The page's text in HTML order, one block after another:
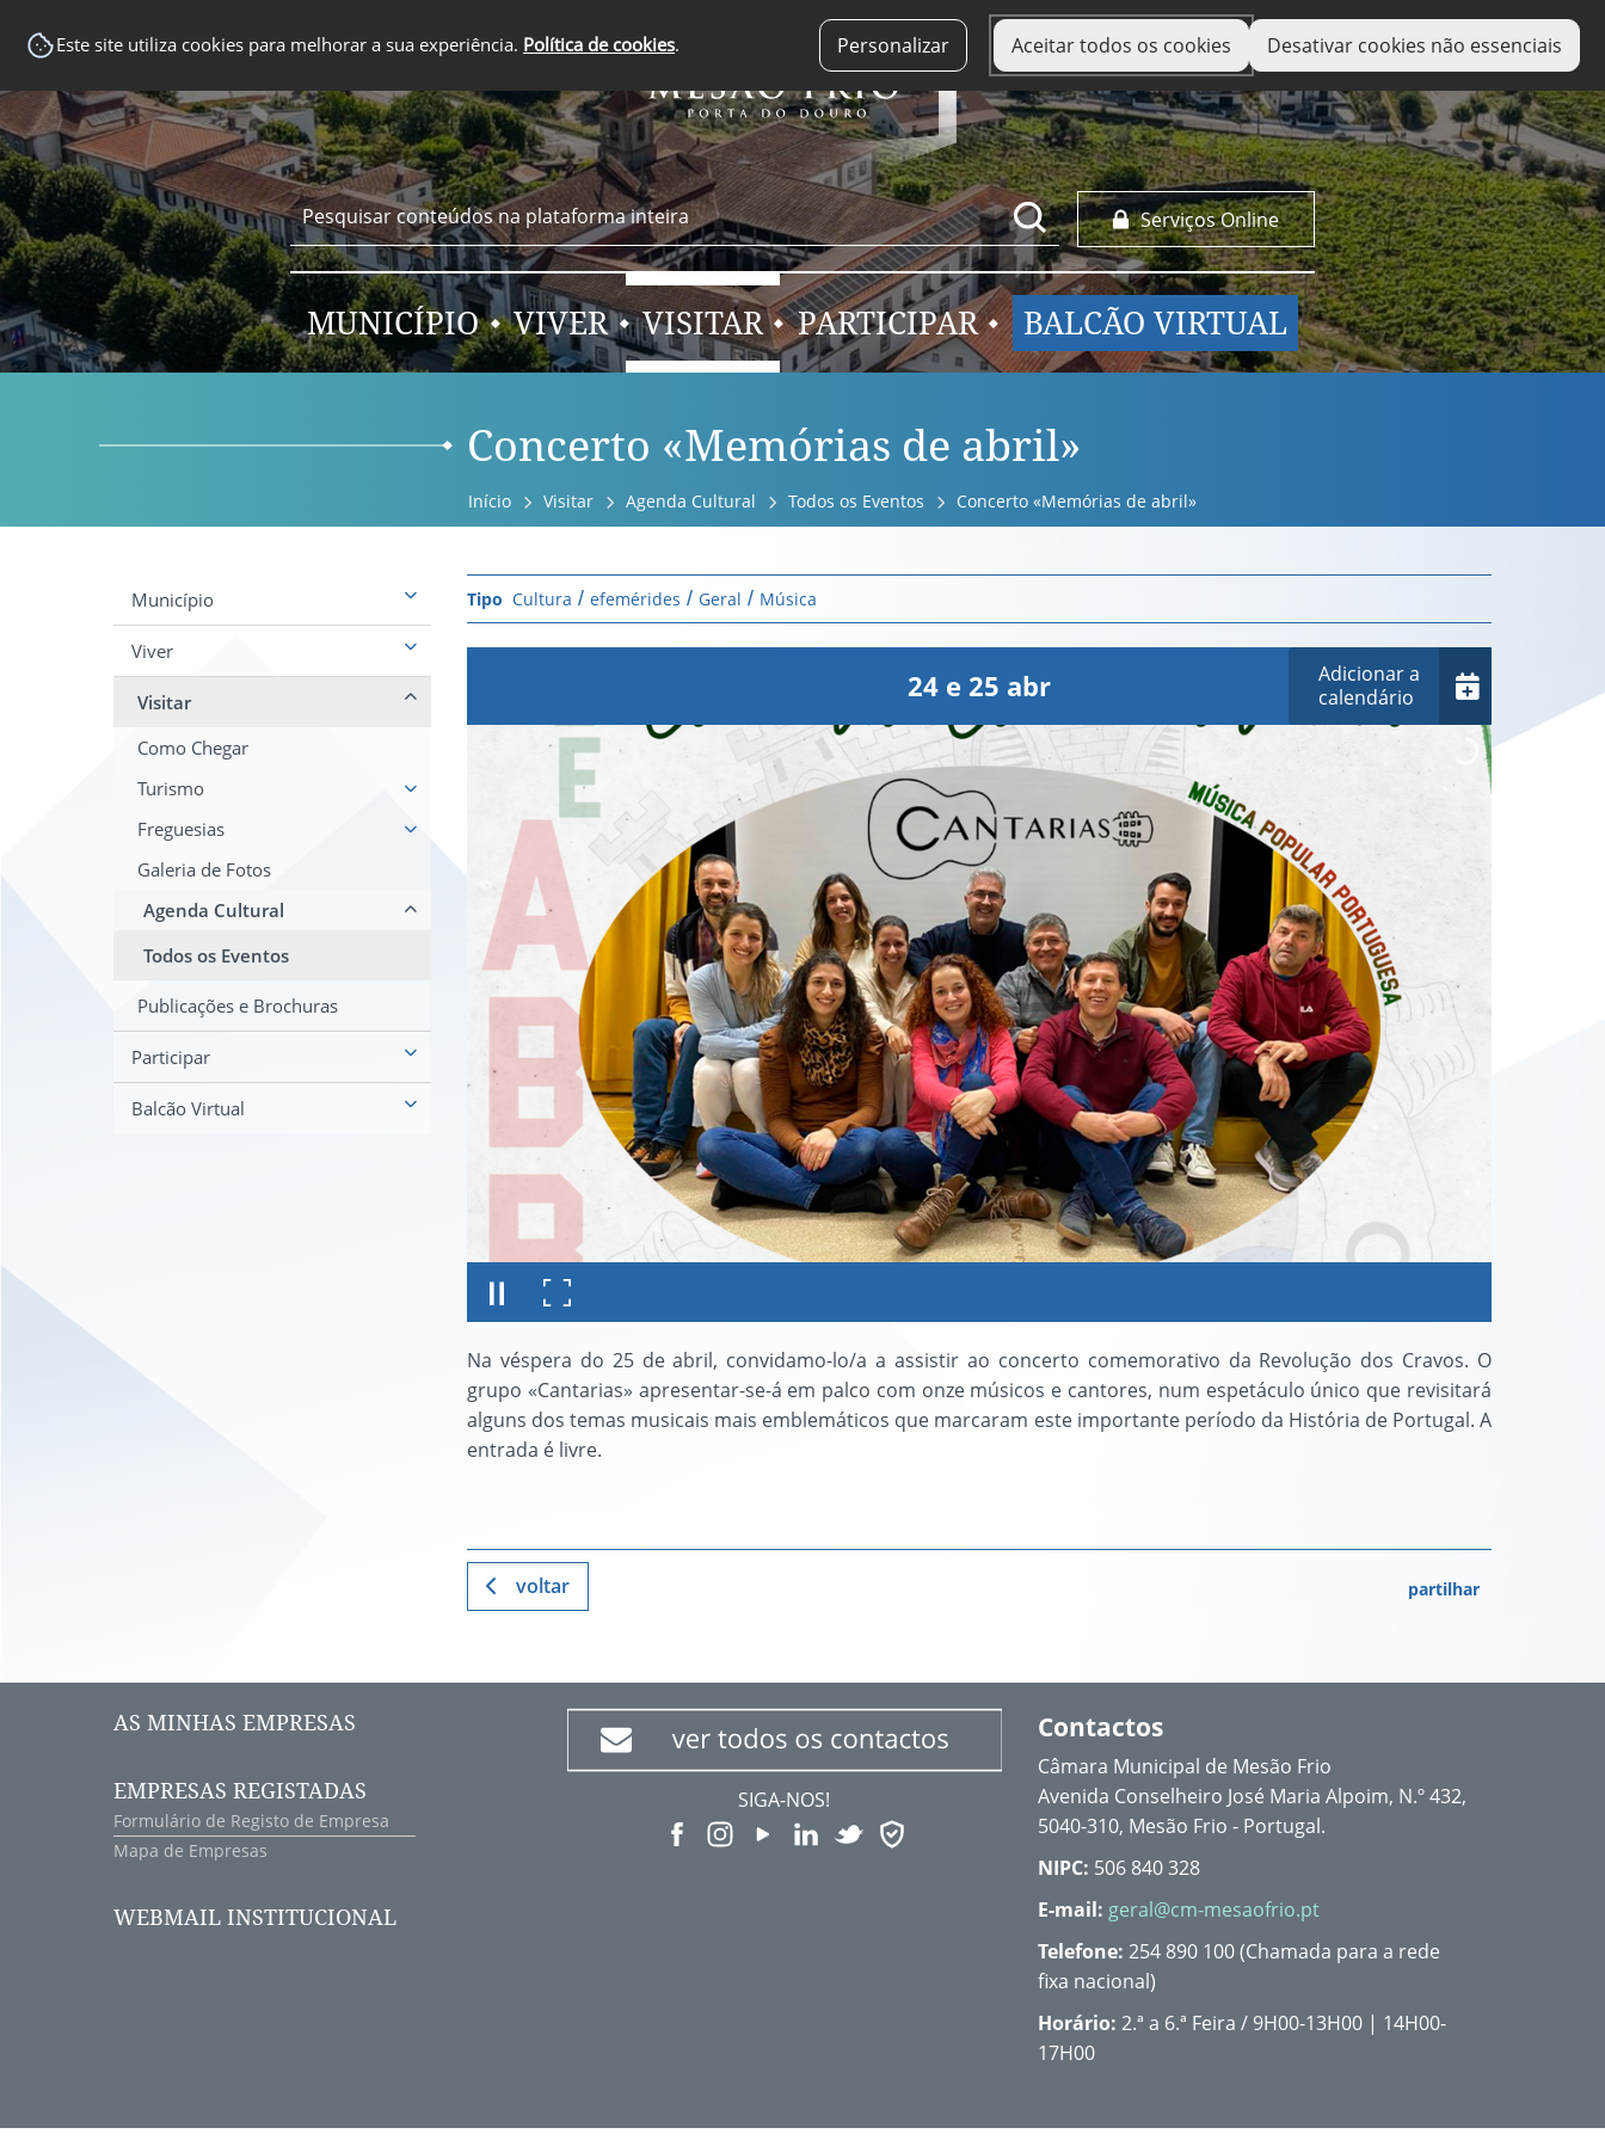
Este site utiliza cookies para melhorar a sua experiência. Política de cookies. Personalizar Aceitar todos os cookies Desativar cookies não essenciais
Serviços Online
MUNICÍPIO VIVER VISITAR PARTICIPAR BALCÃO VIRTUAL
Concerto «Memórias de abril»
Início Visitar Agenda Cultural Todos os Eventos Concerto «Memórias de abril»
Município
Viver
Visitar
Como Chegar
Turismo
Freguesias
Galeria de Fotos
Agenda Cultural
Todos os Eventos
Publicações e Brochuras
Participar
Balcão Virtual
Cultura efemérides Geral Música
24 e 25 abr
Adicionar a
calendário
Na véspera do 25 de abril, convidamo-lo/a a assistir ao concerto comemorativo da Revolução dos Cravos. O
grupo «Cantarias» apresentar-se-á em palco com onze músicos e cantores, num espetáculo único que revisitará
alguns dos temas musicais mais emblemáticos que marcaram este importante período da História de Portugal. A
entrada é livre.
voltar partilhar
AS MINHAS EMPRESAS
EMPRESAS REGISTADAS
Formulário de Registo de Empresa
Mapa de Empresas
WEBMAIL INSTITUCIONAL
SIGA-NOS!
Contactos
Câmara Municipal de Mesão Frio
Avenida Conselheiro José Maria Alpoim, N.º 432,
5040-310, Mesão Frio - Portugal.
NIPC: 506 840 328
E-mail: geral@cm-mesaofrio.pt
Telefone: 254 890 100 (Chamada para a rede
fixa nacional)
Horário:2.ª a 6.ª Feira / 9H00-13H00 | 14H00-
17H00